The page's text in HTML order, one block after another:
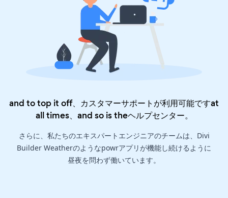
and to top it off、カスタマーサポートが利用可能ですat
all times、and so is theヘルプセンター。
さらに、私たちのエキスパートエンジニアのチームは、Divi
Builder Weatherのようなpowrアプリが機能し続けるように
昼夜を問わず働いています。